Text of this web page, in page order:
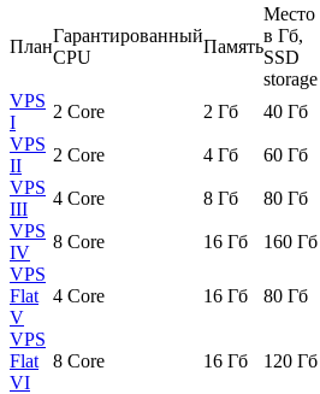
План
Гарантированный
CPU
Память
Место
в Гб,
SSD
storage
VPS
I
2 Core 2 Гб 40 Гб
VPS
II
2 Core 4 Гб 60 Гб
VPS
III
4 Core 8 Гб 80 Гб
VPS
IV
8 Core 16 Гб 160 Гб
VPS
Flat
V
4 Core 16 Гб 80 Гб
VPS
Flat
VI
8 Core 16 Гб 120 Гб